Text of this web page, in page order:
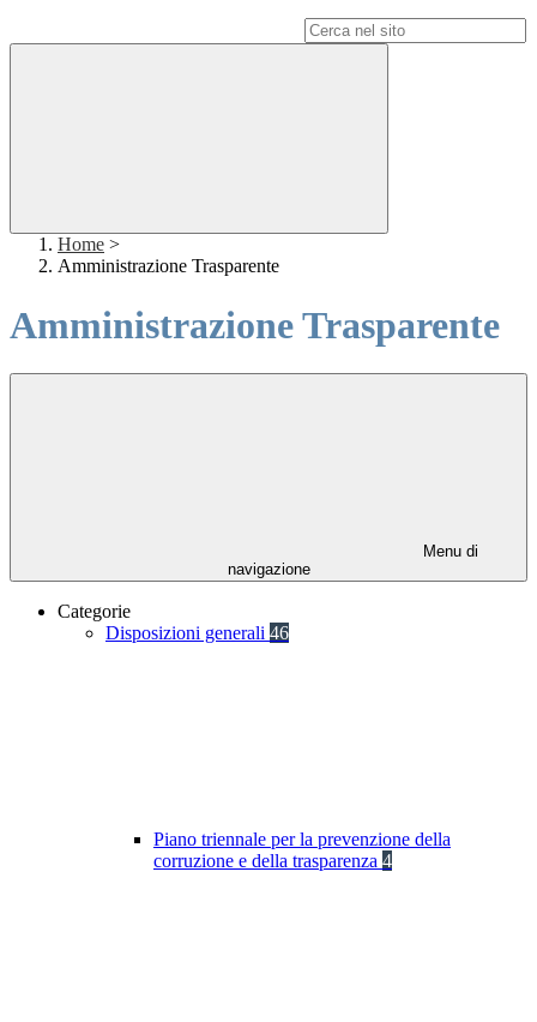
Home >
Amministrazione Trasparente
Amministrazione Trasparente
Menu di
navigazione
Categorie
Disposizioni generali 46
Piano triennale per la prevenzione della
corruzione e della trasparenza 4